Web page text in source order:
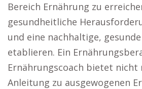
Bereich Ernährung zu
gesundheitliche
und eine nachhaltige,
etablieren. Ein
Ernährungscoach bietet nicht
Anleitung zu ausgewogenen